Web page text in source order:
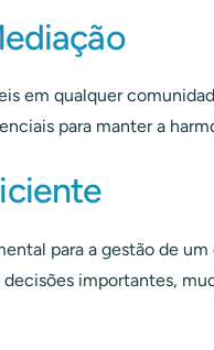
em qualquer
para manter a
para a gestão de
importantes,